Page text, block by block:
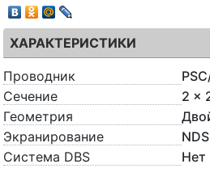
ХАРАКТЕРИСТИКИ
Проводник
Сечение
2 x
Геометрия
Экранирование
Система DBS
Нет